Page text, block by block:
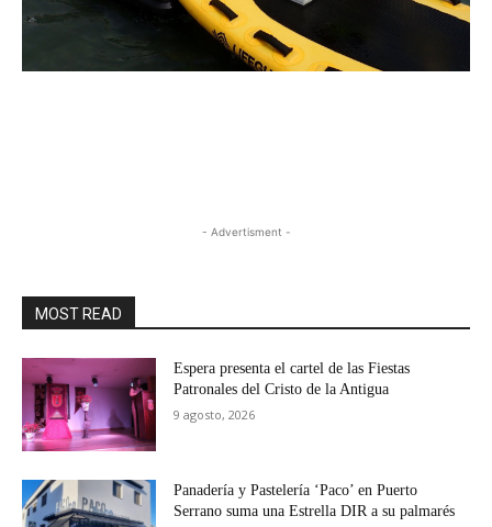
- Advertisment -
MOST READ
Espera presenta el cartel de las Fiestas
Patronales del Cristo de la Antigua
9 agosto, 2026
Panadería y Pastelería ‘Paco’ en Puerto
Serrano suma una Estrella DIR a su palmarés